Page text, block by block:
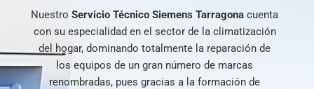
Nuestro Servicio Técnico Siemens Tarragona cuenta
con su especialidad en el sector de la climatización
del hogar, dominando totalmente la reparación de
los equipos de un gran número de marcas
renombradas, pues gracias a la formación de